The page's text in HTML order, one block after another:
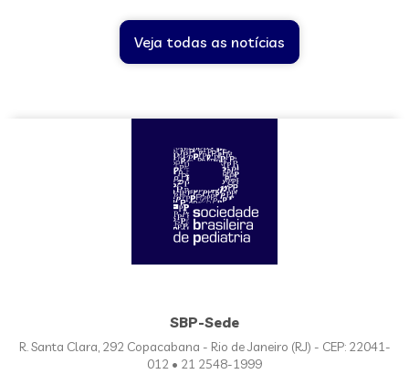
Veja todas as notícias
SBP-Sede
R. Santa Clara, 292 Copacabana - Rio de Janeiro (RJ) - CEP: 22041-
012 • 21 2548-1999